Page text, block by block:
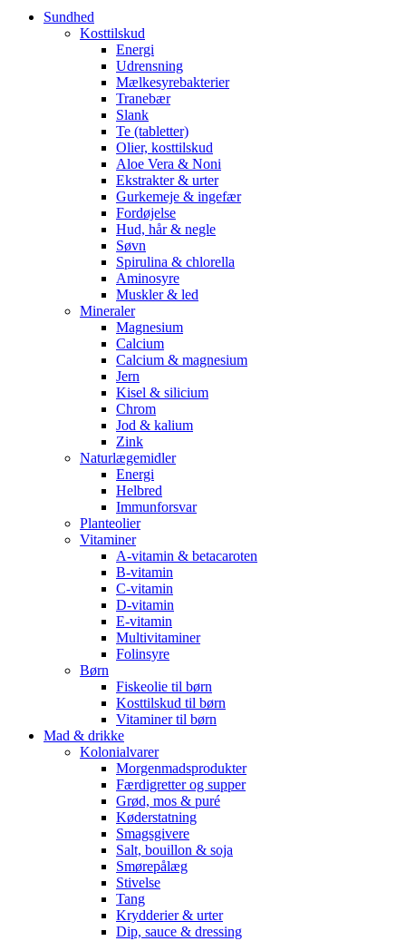
Sundhed
Kosttilskud
Energi
Udrensning
Mælkesyrebakterier
Tranebær
Slank
Te (tabletter)
Olier, kosttilskud
Aloe Vera & Noni
Ekstrakter & urter
Gurkemeje & ingefær
Fordøjelse
Hud, hår & negle
Søvn
Spirulina & chlorella
Aminosyre
Muskler & led
Mineraler
Magnesium
Calcium
Calcium & magnesium
Jern
Kisel & silicium
Chrom
Jod & kalium
Zink
Naturlægemidler
Energi
Helbred
Immunforsvar
Planteolier
Vitaminer
A-vitamin & betacaroten
B-vitamin
C-vitamin
D-vitamin
E-vitamin
Multivitaminer
Folinsyre
Børn
Fiskeolie til børn
Kosttilskud til børn
Vitaminer til børn
Mad & drikke
Kolonialvarer
Morgenmadsprodukter
Færdigretter og supper
Grød, mos & puré
Køderstatning
Smagsgivere
Salt, bouillon & soja
Smørepålæg
Stivelse
Tang
Krydderier & urter
Dip, sauce & dressing